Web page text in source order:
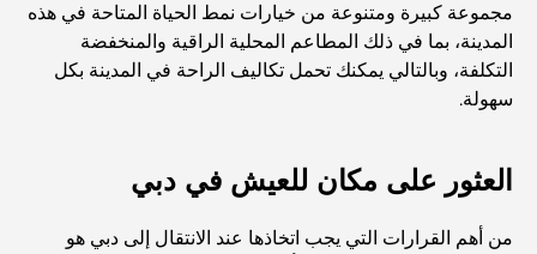
المقاهي في منطقة الخليج التجاري: مزيج مثالي من القهوة
والمجتمع
مطاعم دبي الحائزة على نجمة ميشلان: جولة مغامرة لعشاق
استكشاف مطاعم جميرا جولف إستيتس: دليل الطهي
مجموعة كبيرة ومتنوعة من خيارات نمط الحياة المتاحة في هذه
المدينة، بما في ذلك المطاعم المحلية الراقية والمنخفضة
التكلفة، وبالتالي يمكنك تحمل تكاليف الراحة في المدينة بكل
سهولة.
العثور على مكان للعيش في دبي
من أهم القرارات التي يجب اتخاذها عند الانتقال إلى دبي هو